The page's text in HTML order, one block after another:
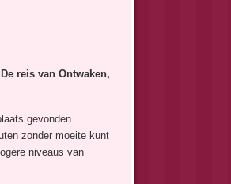
reis van Ontwaken,
gevonden.
zonder moeite kunt
niveaus van